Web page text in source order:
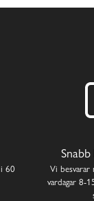
60
Vi
vardagar 8-